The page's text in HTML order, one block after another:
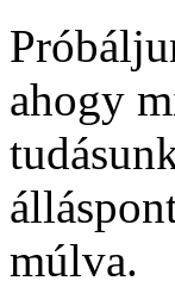
ahogy
múlva.